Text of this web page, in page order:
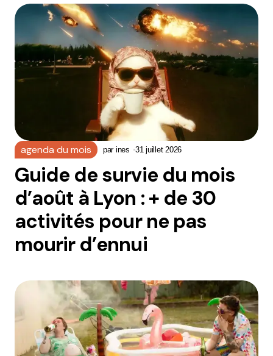
agenda du mois par ines 31 juillet 2026
Guide de survie du mois
d’août à Lyon : + de 30
activités pour ne pas
mourir d’ennui